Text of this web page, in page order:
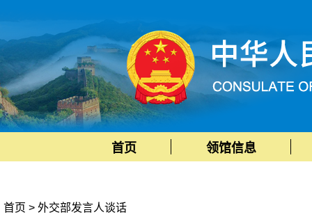
首页 领馆信息
首页 > 外交部发言人谈话